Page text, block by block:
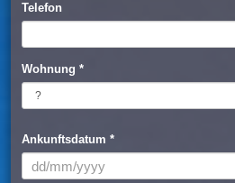
Telefon
Wohnung *
Ankunftsdatum *